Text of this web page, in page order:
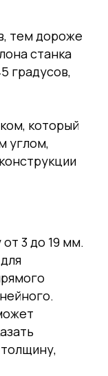
тем дороже
станка
градусов,
который
углом,
3 до 19 мм.